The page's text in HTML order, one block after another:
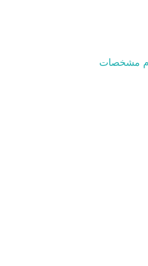
مشخصات